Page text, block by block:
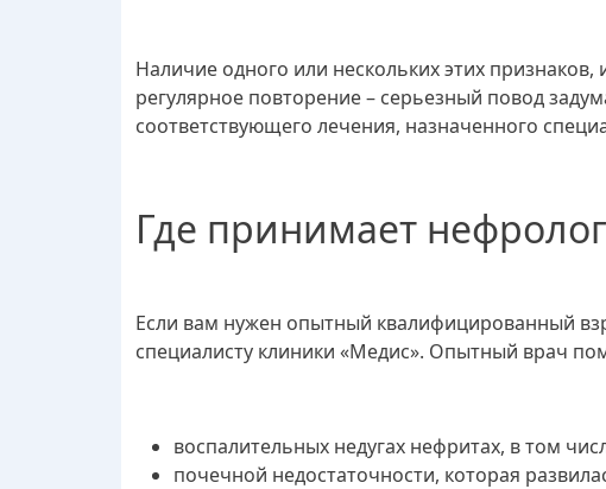
Наличие одного или нескольких этих
регулярное повторение – серьезный повод
соответствующего лечения, назначенного
Где принимает
Если вам нужен опытный квалифицированный
специалисту клиники «Медис». Опытный врач
воспалительных недугах нефритах, в том
почечной недостаточности, которая